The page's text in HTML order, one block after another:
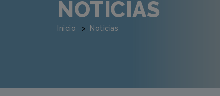
NOTICIAS
Inicio Noticias